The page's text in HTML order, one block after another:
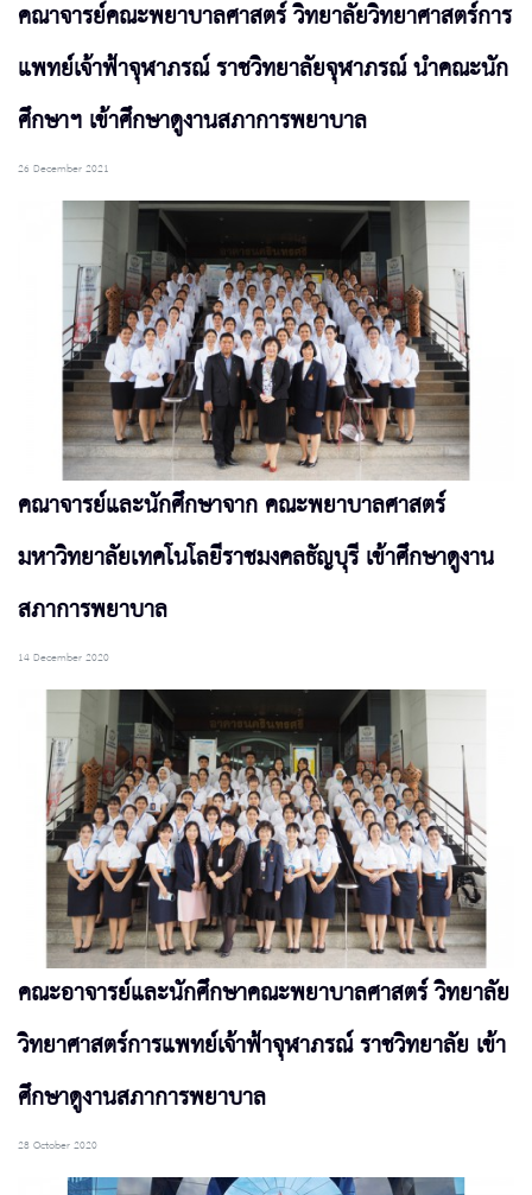
คณาจารย์คณะพยาบาลศาสตร์ วิทยาลัยวิทยาศาสตร์การ
แพทย์เจ้าฟ้าจุฬาภรณ์ ราชวิทยาลัยจุฬาภรณ์ นำคณะนัก
ศึกษาฯ เข้าศึกษาดูงานสภาการพยาบาล
26 December 2021
คณาจารย์และนักศึกษาจาก คณะพยาบาลศาสตร์
มหาวิทยาลัยเทคโนโลยีราชมงคลธัญบุรี เข้าศึกษาดูงาน
สภาการพยาบาล
14 December 2020
คณะอาจารย์และนักศึกษาคณะพยาบาลศาสตร์ วิทยาลัย
วิทยาศาสตร์การแพทย์เจ้าฟ้าจุฬาภรณ์ ราชวิทยาลัย เข้า
ศึกษาดูงานสภาการพยาบาล
28 October 2020